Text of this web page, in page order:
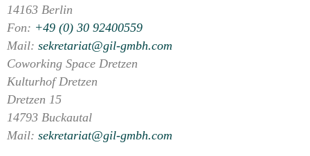
14163 Berlin
Fon: +49 (0) 30 92400559
Mail: sekretariat@gil-gmbh.com
Coworking Space Dretzen
Kulturhof Dretzen
Dretzen 15
14793 Buckautal
Mail: sekretariat@gil-gmbh.com